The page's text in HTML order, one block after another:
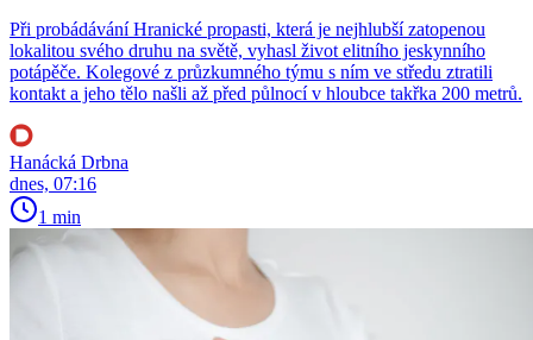
Při probádávání Hranické propasti, která je nejhlubší zatopenou
lokalitou svého druhu na světě, vyhasl život elitního jeskynního
potápěče. Kolegové z průzkumného týmu s ním ve středu ztratili
kontakt a jeho tělo našli až před půlnocí v hloubce takřka 200 metrů.
Hanácká Drbna
dnes, 07:16
1 min